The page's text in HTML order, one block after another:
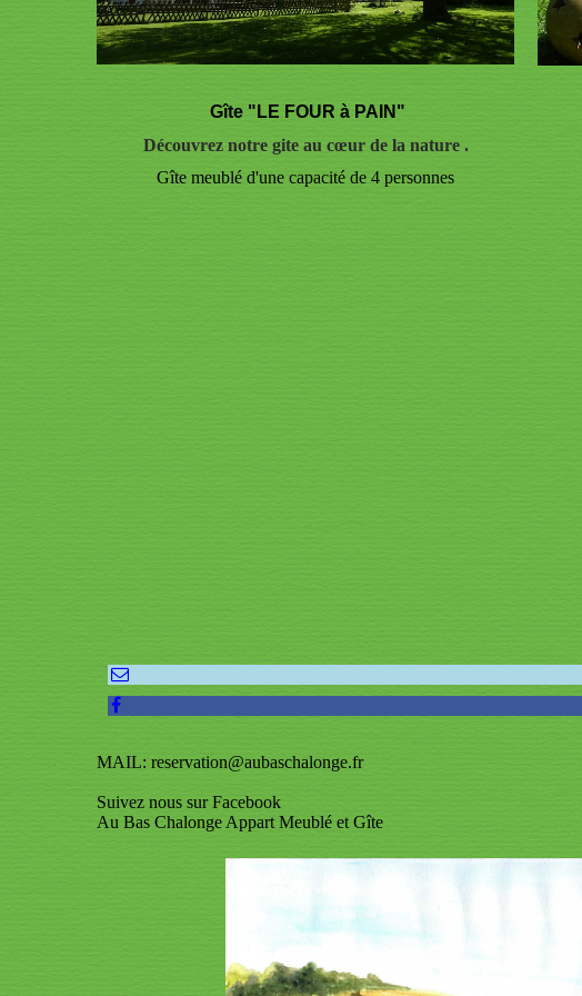
Gîte "LE FOUR à PAIN"
Découvrez notre gite au cœur de la nature .
Gîte meublé d'une capacité de 4 personnes
MAIL: reservation@aubaschalonge.fr
Suivez nous sur Facebook
Au Bas Chalonge Appart Meublé et Gîte